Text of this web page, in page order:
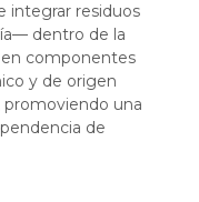
integrar residuos
dentro de la
componentes
y de origen
promoviendo una
de